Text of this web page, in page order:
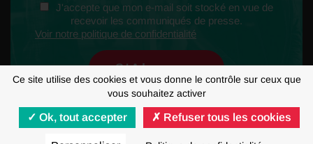
Ce site utilise des cookies et vous donne le contrôle sur ceux que
vous souhaitez activer
Ok, tout accepter Refuser tous les cookies
J'accepte que mon e-mail soit stocké en vue de
recevoir les communiqués de presse.
Voir notre politique de confidentialité